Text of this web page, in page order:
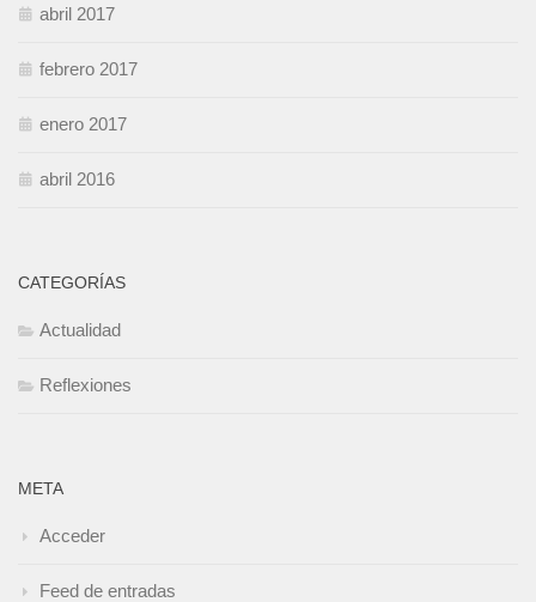
abril 2017
febrero 2017
enero 2017
abril 2016
CATEGORÍAS
Actualidad
Reflexiones
META
Acceder
Feed de entradas